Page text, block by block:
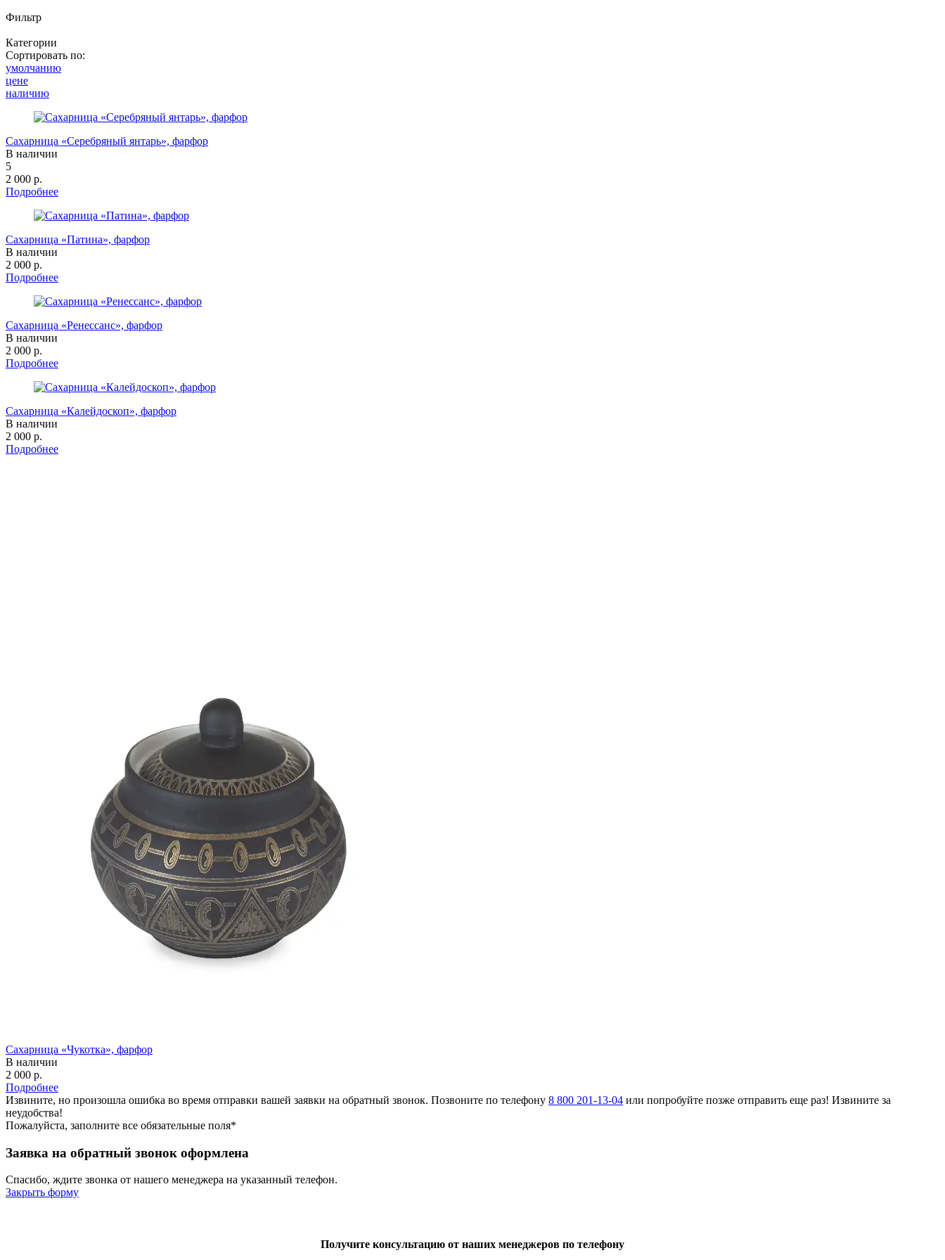
Фильтр
Категории
Цена
—
Материал
Производитель
Выбрано:
Показать товары
Свернуть фильтр
Куклы - грелки на чайники и самовары
Дровницы
Сахарницы
Сувениры, книги
Трубы
Чайники
Свернуть категории
Сортировать по:
умолчанию
цене
наличию
Сахарница «Серебряный янтарь», фарфор
В наличии
5
2 000 р.
Подробнее
Сахарница «Патина», фарфор
В наличии
2 000 р.
Подробнее
Сахарница «Ренессанс», фарфор
В наличии
2 000 р.
Подробнее
Сахарница «Калейдоскоп», фарфор
В наличии
2 000 р.
Подробнее
Сахарница «Чукотка», фарфор
В наличии
2 000 р.
Подробнее
Извините, но произошла ошибка во время отправки вашей заявки на обратный звонок. Позвоните по телефону 8 800 201-13-04 или попробуйте позже отправить еще раз! Извините за
неудобства!
Пожалуйста, заполните все обязательные поля*
Заявка на обратный звонок оформлена
Спасибо, ждите звонка от нашего менеджера на указанный телефон.
Закрыть форму
Получите консультацию от наших менеджеров по телефону